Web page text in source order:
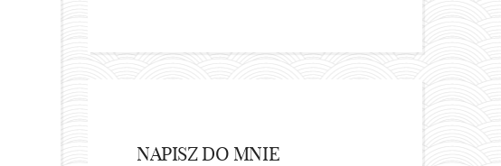
NAPISZ DO MNIE